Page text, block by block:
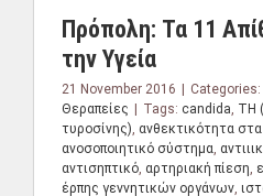
Πρόπολη: Τα 11
την Υγεία
21 November 2016 Categories:
Θεραπείες
Tags: candida, TH
τυροσίνης), ανθεκτικότητα στα
ανοσοποιητικό σύστημα,
αντισηπτικό, αρτηριακή πίεση,
έρπης γεννητικών οργάνων,